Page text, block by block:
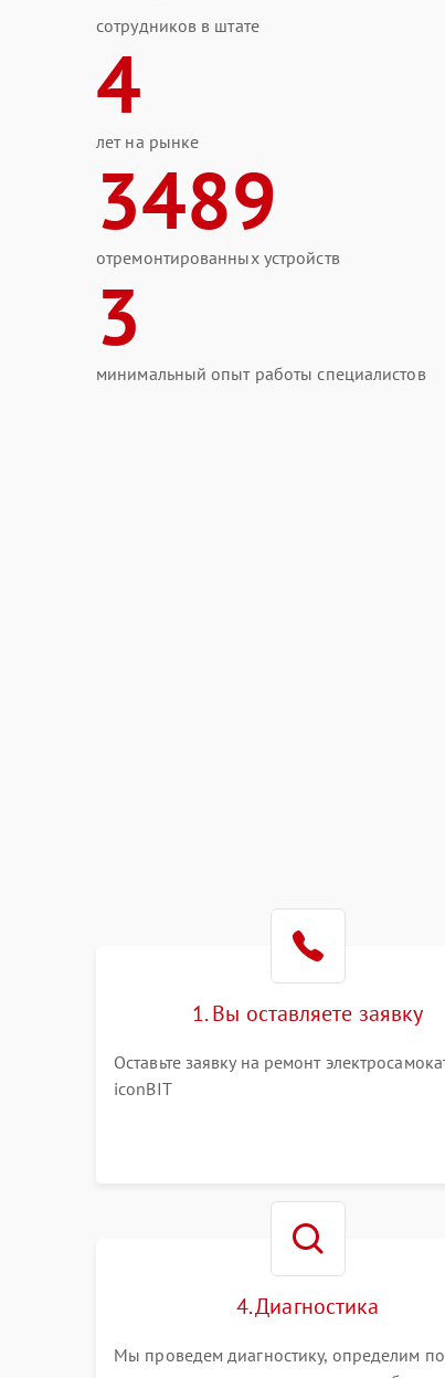
сотрудников в штате
4
лет на рынке
3489
отремонтированных устройств
3
минимальный опыт работы специалистов
1. Вы оставляете заявку
Оставьте заявку на ремонт
iconBIT
4. Диагностика
Мы проведем диагностику, определим